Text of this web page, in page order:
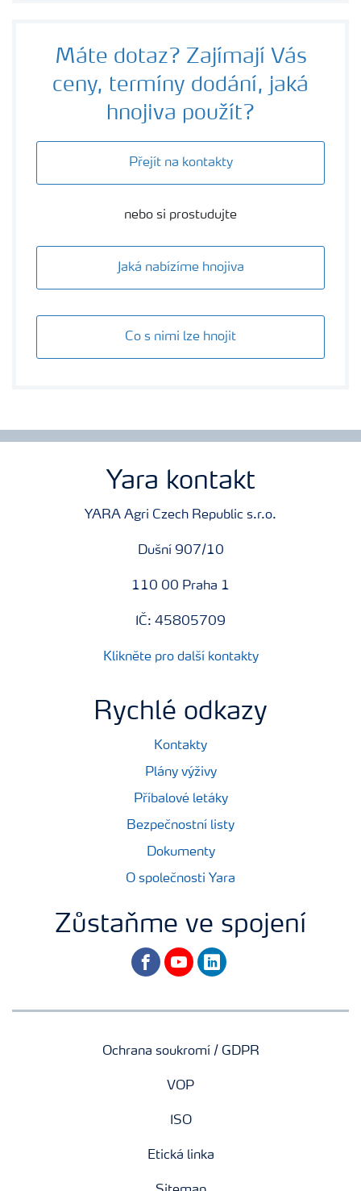
Máte dotaz? Zajímají Vás
ceny, termíny dodání, jaká
hnojiva použít?
Přejít na kontakty
nebo si prostudujte
Jaká nabízíme hnojiva
Co s nimi lze hnojit
Yara kontakt
YARA Agri Czech Republic s.r.o.
Dušní 907/10
110 00 Praha 1
IČ: 45805709
Klikněte pro další kontakty
Rychlé odkazy
Kontakty
Plány výživy
Příbalové letáky
Bezpečnostní listy
Dokumenty
O společnosti Yara
Zůstaňme ve spojení
facebookyoutubelinkedin
Ochrana soukromí / GDPR
VOP
ISO
Etická linka